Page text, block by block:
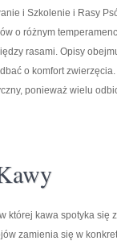
i Szkolenie i Rasy
o różnym
rasami. Opisy
o komfort
ponieważ wielu
której kawa spotyka się
zamienia się w